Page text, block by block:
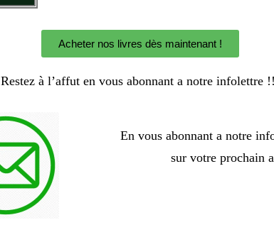
Acheter nos livres dès maintenant !
Restez à l’affut en vous abonnant a notre infolettre
En vous abonnant a notre
sur votre prochain